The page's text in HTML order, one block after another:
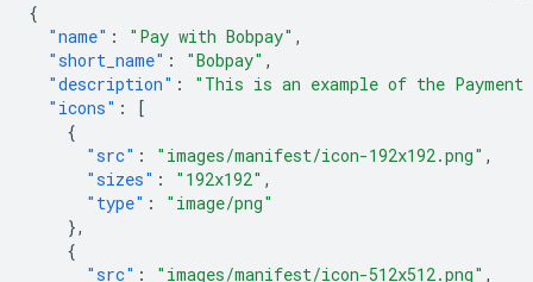
{
"name" : "Pay with Bobpay" ,
"short_name" : "Bobpay" ,
"description" :
"This is an example of the
"icons" :
[
{
"src" : "images/manifest/icon-192x192.png" ,
"sizes" : "192x192" ,
"type" :
"image/png"
},
{
"src" : "images/manifest/icon-512x512.png" ,